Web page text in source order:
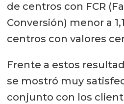
de centros con FCR
Conversión) menor a
centros con valores
Frente a estos
se mostró muy
conjunto con los